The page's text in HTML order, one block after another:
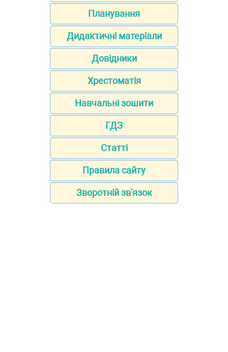
Планування
Дидактичні матеріали
Довідники
Хрестоматія
Навчальні зошити
ГДЗ
Статті
Правила сайту
Зворотній зв'язок